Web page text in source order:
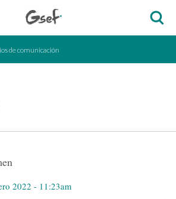
de comunicación
2022 - 11:23am